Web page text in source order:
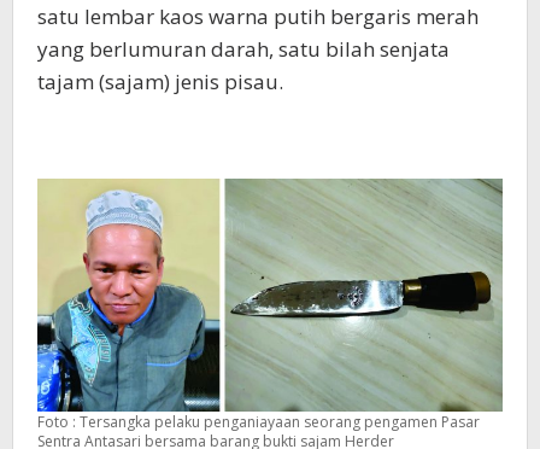
satu lembar kaos warna putih bergaris merah
yang berlumuran darah, satu bilah senjata
tajam (sajam) jenis pisau.
Foto : Tersangka pelaku penganiayaan seorang pengamen Pasar
Sentra Antasari bersama barang bukti sajam Herder